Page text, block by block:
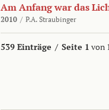
Am Anfang war das
2010 / P.A. Straubinger
539 Einträge / Seite 1 von